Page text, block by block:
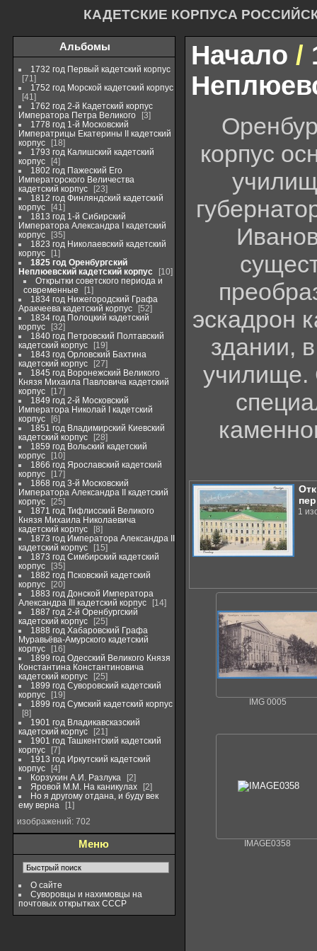
КАДЕТСКИЕ КОРПУСА
Альбомы
1732 год Первый кадетский корпус
71
1752 год Морской кадетский корпус
41
1762 год 2-й Кадетский корпус
Императора Петра Великого
3
1778 год 1-й Московский
Императрицы Екатерины II кадетский
корпус
18
1793 год Калишский кадетский
корпус
4
1802 год Пажеский Его
Императорского Величества
кадетский корпус
23
1812 год Финляндский кадетский
корпус
41
1813 год 1-й Сибирский
Императора Александра I кадетский
корпус
35
1823 год Николаевский кадетский
корпус
1
1825 год Оренбургский
Неплюевский кадетский корпус
10
Открытки советского периода и
современные
1
1834 год Нижегородский Графа
Аракчеева кадетский корпус
52
1834 год Полоцкий кадетский
корпус
32
1840 год Петровский Полтавский
кадетский корпус
19
1843 год Орловский Бахтина
кадетский корпус
27
1845 год Воронежский Великого
Князя Михаила Павловича кадетский
корпус
17
1849 год 2-й Московский
Императора Николай I кадетский
корпус
6
1851 год Владимирский Киевский
кадетский корпус
28
1859 год Вольский кадетский
корпус
10
1866 год Ярославский кадетский
корпус
17
1868 год 3-й Московский
Императора Александра II кадетский
корпус
25
1871 год Тифлисский Великого
Князя Михаила Николаевича
кадетский корпус
8
1873 год Императора Александра II
кадетский корпус
15
1873 год Симбирский кадетский
корпус
35
1882 год Псковский кадетский
корпус
20
1883 год Донской Императора
Александра III кадетский корпус
14
1887 год 2-й Оренбургский
кадетский корпус
25
1888 год Хабаровский Графа
Муравьёва-Амурского кадетский
корпус
16
1899 год Одесский Великого Князя
Константина Константиновича
кадетский корпус
25
1899 год Суворовский кадетский
корпус
19
1899 год Сумский кадетский корпус
8
1901 год Владикавсказский
кадетский корпус
21
1901 год Ташкентский кадетский
корпус
7
1913 год Иркутский кадетский
корпус
4
Корзухин А.И. Разлука
2
Яровой М.М. На каникулах
2
Но я другому отдана, и буду век
ему верна
1
изображений: 702
Меню
О сайте
Суворовцы и нахимовцы на
почтовых открытках СССР
Начало /
корпус
эскадрон
здании,
училище.
1
IMG 0005
IMAGE0358